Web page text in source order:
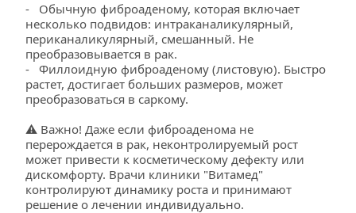
-   Обычную фиброаденому, которая включает
несколько подвидов: интраканаликулярный,
периканаликулярный, смешанный. Не
преобразовывается в рак.
-   Филлоидную фиброаденому (листовую). Быстро
растет, достигает больших размеров, может
преобразоваться в саркому.
⚠️ Важно! Даже если фиброаденома не
перерождается в рак, неконтролируемый рост
может привести к косметическому дефекту или
дискомфорту. Врачи клиники "Витамед"
контролируют динамику роста и принимают
решение о лечении индивидуально.